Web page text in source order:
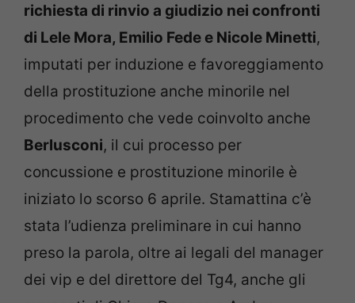
richiesta di rinvio a giudizio nei confronti
di Lele Mora, Emilio Fede e Nicole Minetti,
imputati per induzione e favoreggiamento
della prostituzione anche minorile nel
procedimento che vede coinvolto anche
Berlusconi, il cui processo per
concussione e prostituzione minorile è
iniziato lo scorso 6 aprile. Stamattina c’è
stata l’udienza preliminare in cui hanno
preso la parola, oltre ai legali del manager
dei vip e del direttore del Tg4, anche gli